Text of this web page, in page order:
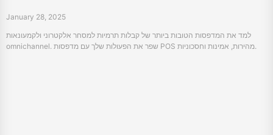
January 28, 2025
למד את המדפסות הטובות ביותר של קבלות תרמיות למסחר אלקטרוני ולקמעונאות
omnichannel. שפר את הפעולות שלך עם מדפסות POS מהירות, אמינות וחסכוניות.